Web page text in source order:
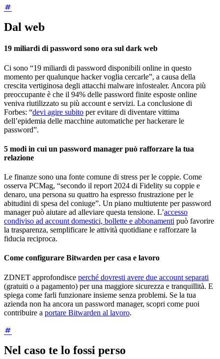
Dal web
19 miliardi di password sono ora sul dark web
Ci sono “19 miliardi di password disponibili online in questo
momento per qualunque hacker voglia cercarle”, a causa della
crescita vertiginosa degli attacchi malware infostealer. Ancora più
preoccupante è che il 94% delle password finite esposte online
veniva riutilizzato su più account e servizi. La conclusione di
Forbes: “devi agire subito per evitare di diventare vittima
dell’epidemia delle macchine automatiche per hackerare le
password”.
5 modi in cui un password manager può rafforzare la tua
relazione
Le finanze sono una fonte comune di stress per le coppie. Come
osserva PCMag, “secondo il report 2024 di Fidelity su coppie e
denaro, una persona su quattro ha espresso frustrazione per le
abitudini di spesa del coniuge”. Un piano multiutente per password
manager può aiutare ad alleviare questa tensione. L’accesso
condiviso ad account domestici, bollette e abbonamenti può favorire
la trasparenza, semplificare le attività quotidiane e rafforzare la
fiducia reciproca.
Come configurare Bitwarden per casa e lavoro
ZDNET approfondisce perché dovresti avere due account separati
(gratuiti o a pagamento) per una maggiore sicurezza e tranquillità. E
spiega come farli funzionare insieme senza problemi. Se la tua
azienda non ha ancora un password manager, scopri come puoi
contribuire a portare Bitwarden al lavoro.
Nel caso te lo fossi perso